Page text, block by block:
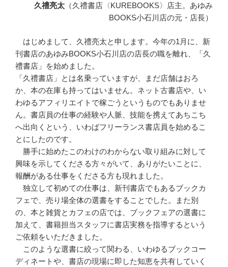
久禮亮太 （久禮書店〈KUREBOOKS〉店主。あゆみ
BOOKS小石川店の元・店長）
はじめまして、久禮亮太と申します。今年の1月に、新
刊書店のあゆみBOOKS小石川店の店長の職を離れ、「久
禮書店」を始めました。
「久禮書店」とは名乗っていますが、まだ店舗はおろ
か、本の在庫も持ってはいません。ネット古書店や、い
わゆるアフィリエイトで稼ごうというものでもありませ
ん。書店員の仕事の経験や人脈、技能を携えてあちこち
へ出向くという、いわばフリーランス書店員を始めるこ
とにしたのです。
勝手に始めたこのわけのわからない取り組みに対して
興味を示してくださる方々がいて、ありがたいことに、
報酬がある仕事をくださる方も現れました。
独立して初めての仕事は、新刊書店でもあるブックカ
フェで、売り場全体の選書をすることでした。また別
の、本と雑貨とカフェの店では、ブックフェアの選書に
加えて、書籍担当スタッフに書店実務を指導するという
ご依頼をいただきました。
このような選書に絞って関わる、いわゆるブックコー
ディネートや、書店の現場に即した知恵を共有していく